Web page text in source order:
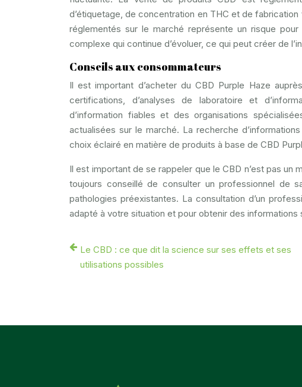
d’étiquetage, de concentration en THC et de fabrication
réglementés sur le marché représente un risque
complexe qui continue d’évoluer, ce qui peut créer de
Conseils aux consommateurs
Il est important d’acheter du CBD Purple Haze
certifications, d’analyses de laboratoire et
d’information fiables et des organisations
actualisées sur le marché. La recherche
choix éclairé en matière de produits à base de CBD
Il est important de se rappeler que le CBD n’est pas
toujours conseillé de consulter un professionnel de
pathologies préexistantes. La consultation d’un
adapté à votre situation et pour obtenir des
Le CBD : ce que dit la science sur ses effets et ses
utilisations possibles